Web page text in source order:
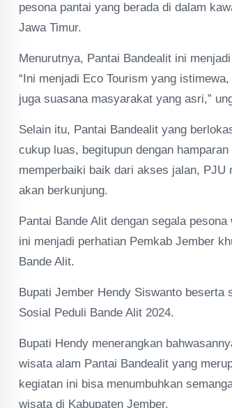
pesona pantai yang berada di dalam
Jawa Timur.
Menurutnya, Pantai Bandealit ini
“Ini menjadi Eco Tourism yang
juga suasana masyarakat yang asri,”
Selain itu, Pantai Bandealit yang
cukup luas, begitupun dengan
memperbaiki baik dari akses jalan, PJU
akan berkunjung.
Pantai Bande Alit dengan segala
ini menjadi perhatian Pemkab Jember
Bande Alit.
Bupati Jember Hendy Siswanto beserta
Sosial Peduli Bande Alit 2024.
Bupati Hendy menerangkan
wisata alam Pantai Bandealit yang
kegiatan ini bisa menumbuhkan
wisata di Kabupaten Jember.